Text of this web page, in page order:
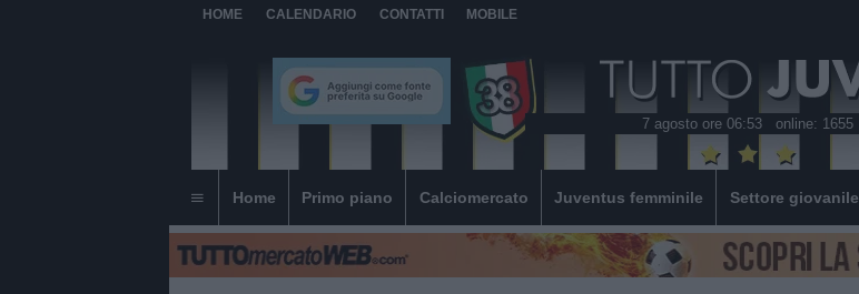
HOME CALENDARIO CONTATTI MOBILE
7 agosto ore 06:53 online: 1655
Home Primo piano Calciomercato Juventus femminile Settore giovanile